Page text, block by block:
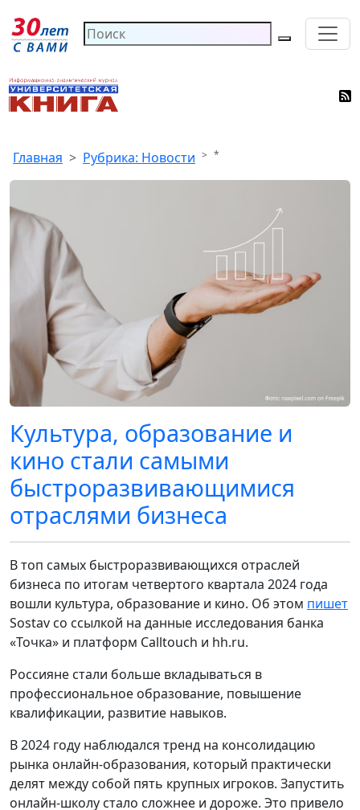
Главная Рубрика: Новости *
Культура, образование и
кино стали самыми
быстроразвивающимися
отраслями бизнеса
В топ самых быстроразвивающихся отраслей
бизнеса по итогам четвертого квартала 2024 года
вошли культура, образование и кино. Об этом пишет
Sostav со ссылкой на данные исследования банка
«Точка» и платформ Calltouch и hh.ru.
Россияне стали больше вкладываться в
профессиональное образование, повышение
квалификации, развитие навыков.
В 2024 году наблюдался тренд на консолидацию
рынка онлайн-образования, который практически
делят между собой пять крупных игроков. Запустить
онлайн-школу стало сложнее и дороже. Это привело